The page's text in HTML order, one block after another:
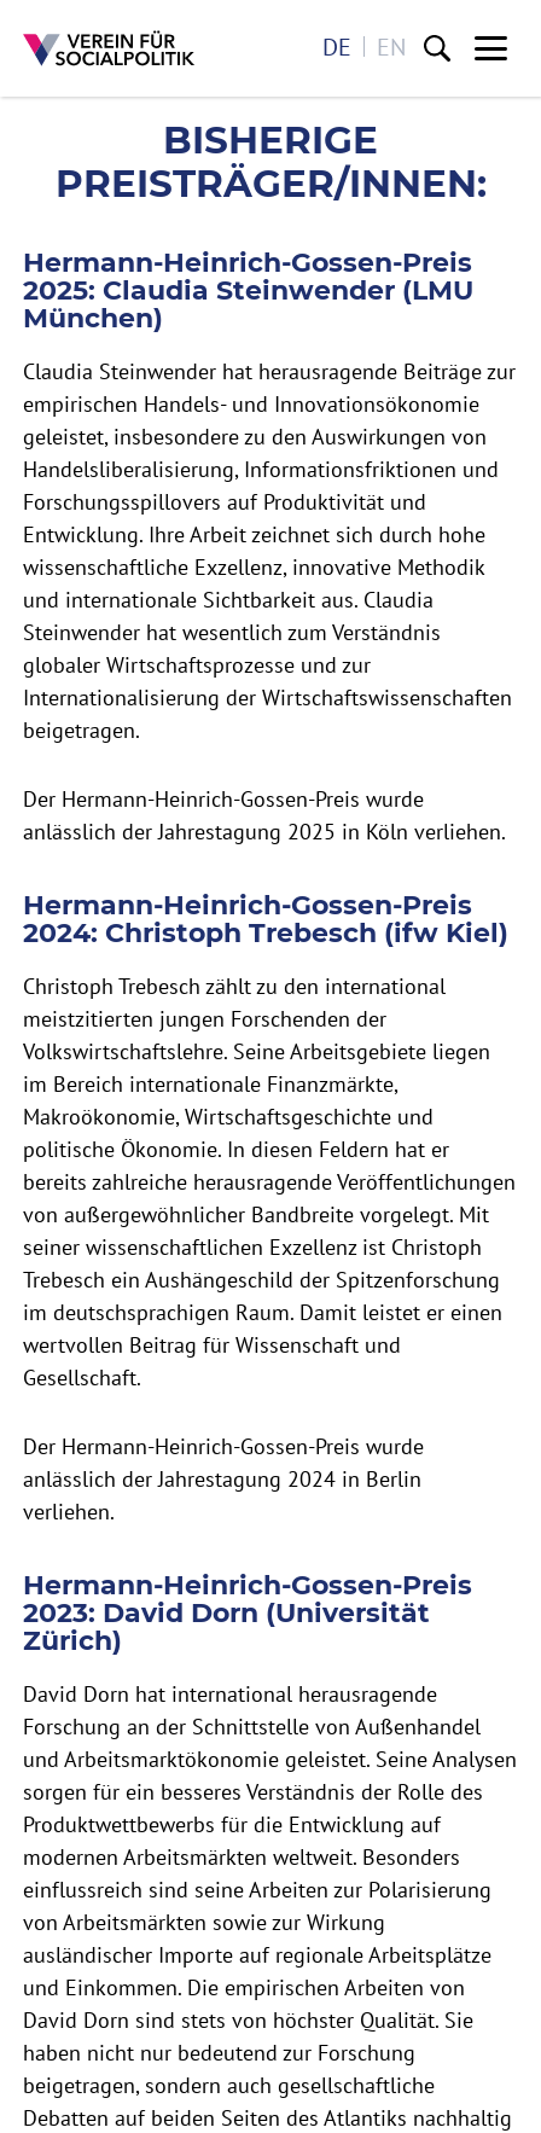
Direkt zum Inhalt
DE
EN
BISHERIGEBISHERIGE
PREISTRÄGER/INNEN:
Hermann-Heinrich-Gossen-Preis
2025: Claudia Steinwender (LMU
München)
Claudia Steinwender hat herausragende Beiträge zur
empirischen Handels- und Innovationsökonomie
geleistet, insbesondere zu den Auswirkungen von
Handelsliberalisierung, Informationsfriktionen und
Forschungsspillovers auf Produktivität und
Entwicklung. Ihre Arbeit zeichnet sich durch hohe
wissenschaftliche Exzellenz, innovative Methodik
und internationale Sichtbarkeit aus. Claudia
Steinwender hat wesentlich zum Verständnis
globaler Wirtschaftsprozesse und zur
Internationalisierung der Wirtschaftswissenschaften
beigetragen.
Der Hermann-Heinrich-Gossen-Preis wurde
anlässlich der Jahrestagung 2025 in Köln verliehen.
Hermann-Heinrich-Gossen-Preis
2024: Christoph Trebesch (ifw Kiel)
Christoph Trebesch zählt zu den international
meistzitierten jungen Forschenden der
Volkswirtschaftslehre. Seine Arbeitsgebiete liegen
im Bereich internationale Finanzmärkte,
Makroökonomie, Wirtschaftsgeschichte und
politische Ökonomie. In diesen Feldern hat er
bereits zahlreiche herausragende Veröffentlichungen
von außergewöhnlicher Bandbreite vorgelegt. Mit
seiner wissenschaftlichen Exzellenz ist Christoph
Trebesch ein Aushängeschild der Spitzenforschung
im deutschsprachigen Raum. Damit leistet er einen
wertvollen Beitrag für Wissenschaft und
Gesellschaft.
Der Hermann-Heinrich-Gossen-Preis wurde
anlässlich der Jahrestagung 2024 in Berlin
verliehen.
Hermann-Heinrich-Gossen-Preis
2023: David Dorn (Universität
Zürich)
David Dorn hat international herausragende
Forschung an der Schnittstelle von Außenhandel
und Arbeitsmarktökonomie geleistet. Seine Analysen
sorgen für ein besseres Verständnis der Rolle des
Produktwettbewerbs für die Entwicklung auf
modernen Arbeitsmärkten weltweit. Besonders
einflussreich sind seine Arbeiten zur Polarisierung
von Arbeitsmärkten sowie zur Wirkung
ausländischer Importe auf regionale Arbeitsplätze
und Einkommen. Die empirischen Arbeiten von
David Dorn sind stets von höchster Qualität. Sie
haben nicht nur bedeutend zur Forschung
beigetragen, sondern auch gesellschaftliche
Debatten auf beiden Seiten des Atlantiks nachhaltig